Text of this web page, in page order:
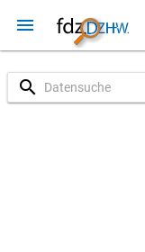
menu
search